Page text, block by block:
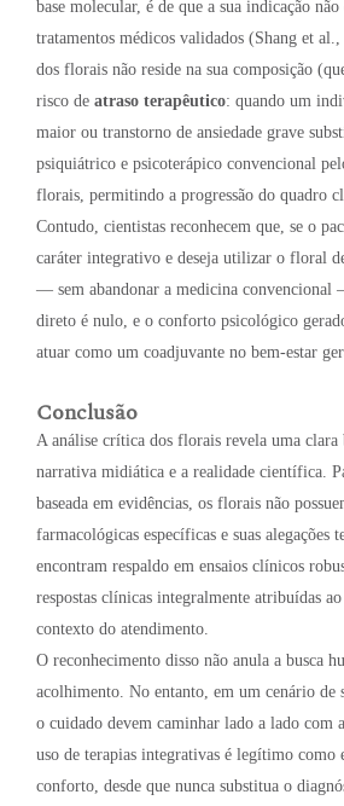
base molecular, é de que a sua indicação
tratamentos médicos validados (Shang et
dos florais não reside na sua composição
risco de atraso terapêutico: quando um
maior ou transtorno de ansiedade grave
psiquiátrico e psicoterápico convencional
florais, permitindo a progressão do quadro
Contudo, cientistas reconhecem que, se o
caráter integrativo e deseja utilizar o floral
— sem abandonar a medicina convencional
direto é nulo, e o conforto psicológico
atuar como um coadjuvante no bem-estar
Conclusão
A análise crítica dos florais revela uma clara
narrativa midiática e a realidade científica.
baseada em evidências, os florais não
farmacológicas específicas e suas alegações
encontram respaldo em ensaios clínicos
respostas clínicas integralmente atribuídas
contexto do atendimento.
O reconhecimento disso não anula a busca
acolhimento. No entanto, em um cenário de
o cuidado devem caminhar lado a lado com
uso de terapias integrativas é legítimo como
conforto, desde que nunca substitua o